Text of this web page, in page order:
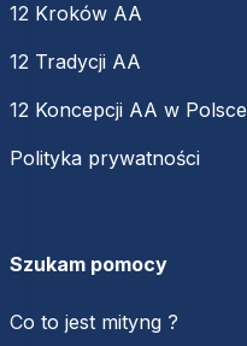
12 Kroków AA
12 Tradycji AA
12 Koncepcji AA w Polsce
Polityka prywatności
Szukam pomocy
Co to jest mityng ?